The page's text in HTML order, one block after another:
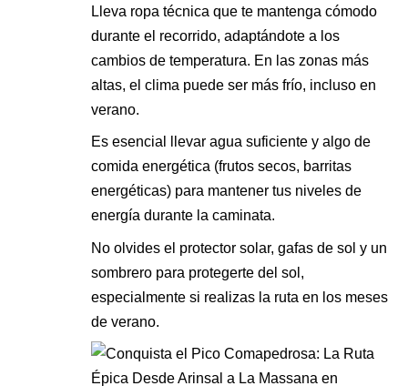
Lleva ropa técnica que te mantenga cómodo
durante el recorrido, adaptándote a los
cambios de temperatura. En las zonas más
altas, el clima puede ser más frío, incluso en
verano.
Es esencial llevar agua suficiente y algo de
comida energética (frutos secos, barritas
energéticas) para mantener tus niveles de
energía durante la caminata.
No olvides el protector solar, gafas de sol y un
sombrero para protegerte del sol,
especialmente si realizas la ruta en los meses
de verano.